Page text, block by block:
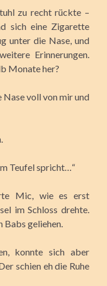
zu recht rückte –
sich eine Zigarette
unter die Nase, und
Erinnerungen.
Monate her?
Nase voll von mir und
Teufel spricht…“
Mic, wie es erst
im Schloss drehte.
Babs geliehen.
konnte sich aber
schien eh die Ruhe